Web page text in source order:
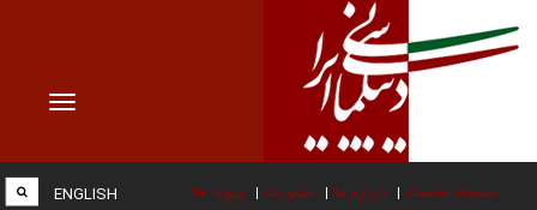
Toggle
صفحه نخست درباره ما عضویت پیوند ها ENGLISH